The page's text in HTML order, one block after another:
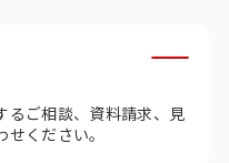
るご相談、資料請求、見
ください。